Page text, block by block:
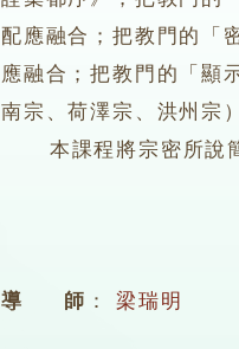
配應融合；把教門的「
應融合；把教門的「顯
南宗、荷澤宗、洪州宗
本課程將宗密所說簡
導 師 ： 梁瑞明